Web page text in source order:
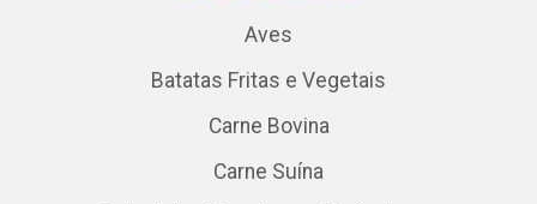
Aves
Batatas Fritas e Vegetais
Carne Bovina
Carne Suína